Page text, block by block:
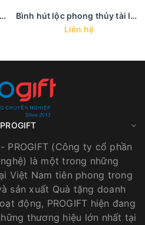
men xanh coban - BHL 39
Bình hút lộc phong thủy tài lộc trưng bày in họa tiết vàng kim - BHL 38
Liên hệ
PROGIFT (Công ty cổ phần
là một trong những
Việt Nam tiên phong trong
sản xuất Quà tặng doanh
động, PROGIFT hiện đang
thương hiệu lớn nhất tại